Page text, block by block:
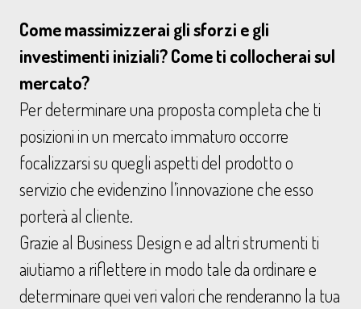
Come massimizzerai gli sforzi e gli
investimenti iniziali? Come ti collocherai sul
mercato?
Per determinare una proposta completa che ti
posizioni in un mercato immaturo occorre
focalizzarsi su quegli aspetti del prodotto o
servizio che evidenzino l’innovazione che esso
porterà al cliente.
Grazie al Business Design e ad altri strumenti ti
aiutiamo a riflettere in modo tale da ordinare e
determinare quei veri valori che renderanno la tua